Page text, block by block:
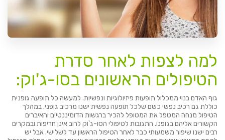
למה לצפות לאחר סדרת
הטיפולים הראשונים בסו-ג'וק:
גוף האדם בנוי ממכלול תופעות פיזיולוגיות ונפשיות. למעשה כל תופעה גופנית
כוללת גם רכיב נפשי כשם שלכל תופעה נפשית ישנו מרכיב גופני. במהלך
הטיפול מנחה המטפל את המטופל להכיר ברגשות הדומיננטיים והאיברים
הקשורים אליהם בגופנו. התגובות לטיפולי הסו-ג'וק לרוב אינן חריפות ובמקרים
רבים ישנו שיפור משמעותי כבר לאחר הטיפול הראשון עד לשלישי. אבל יש